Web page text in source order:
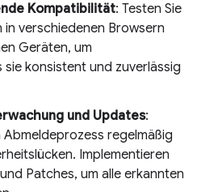
Kompatibilität: Testen Sie
verschiedenen Browsern
Geräten, um
sie konsistent und zuverlässig
und Updates:
Abmeldeprozess regelmäßig
Implementieren
Patches, um alle erkannten